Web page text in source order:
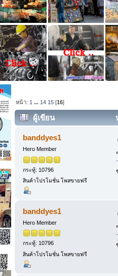
หน้า: 1 ... 14 15 [16]
ผู้เขียน
ครั้ง)
banddyes1
Hero Member
กระทู้: 10796
สินค้าโปรโมชั่น โพสขายฟรี
banddyes1
Hero Member
กระทู้: 10796
สินค้าโปรโมชั่น โพสขายฟรี